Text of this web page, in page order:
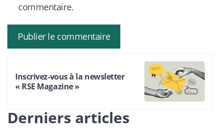
commentaire.
Inscrivez-vous à la newsletter
« RSE Magazine »
Derniers articles